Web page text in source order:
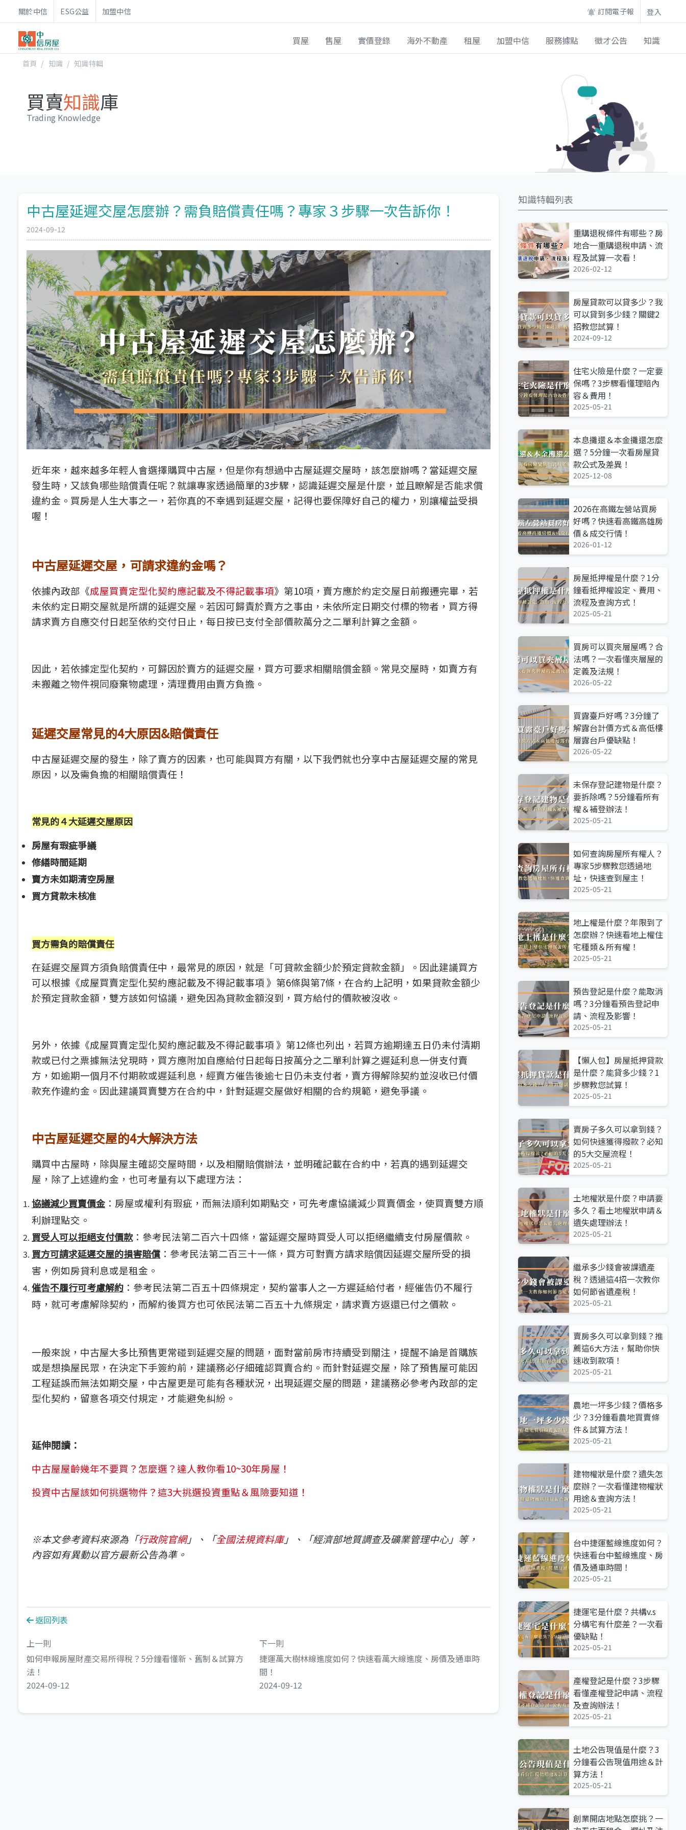
關於中信 ESG公益 加盟中信 訂閱電子報 登入
買屋 售屋 實價登錄 海外不動產 租屋 加盟中信 服務據點 徵才公告 知識
首頁 知識 知識特輯
買賣知識庫
Trading Knowledge
中古屋延遲交屋怎麼辦？需負賠償責任嗎？專家３步驟一次告訴你！
2024-09-12
近年來，越來越多年輕人會選擇購買中古屋，但是你有想過中古屋延遲交屋時，該怎麼辦嗎？當延遲交屋
發生時，又該負哪些賠償責任呢？就讓專家透過簡單的3步驟，認識延遲交屋是什麼，並且瞭解是否能求償
違約金。買房是人生大事之一，若你真的不幸遇到延遲交屋，記得也要保障好自己的權力，別讓權益受損
喔！
中古屋延遲交屋，可請求違約金嗎？
依據內政部《成屋買賣定型化契約應記載及不得記載事項》第10項，賣方應於約定交屋日前搬遷完畢，若
未依約定日期交屋就是所謂的延遲交屋。若因可歸責於賣方之事由，未依所定日期交付標的物者，買方得
請求賣方自應交付日起至依約交付日止，每日按已支付全部價款萬分之二單利計算之金額。
因此，若依據定型化契約，可歸因於賣方的延遲交屋，買方可要求相關賠償金額。常見交屋時，如賣方有
未搬離之物件視同廢棄物處理，清理費用由賣方負擔。
延遲交屋常見的4大原因&賠償責任
中古屋延遲交屋的發生，除了賣方的因素，也可能與買方有關，以下我們就也分享中古屋延遲交屋的常見
原因，以及需負擔的相關賠償責任！
常見的４大延遲交屋原因
房屋有瑕疵爭議
修繕時間延期
賣方未如期清空房屋
買方貸款未核准
買方需負的賠償責任
在延遲交屋買方須負賠償責任中，最常見的原因，就是「可貸款金額少於預定貸款金額」。因此建議買方
可以根據《成屋買賣定型化契約應記載及不得記載事項 》第6條與第7條，在合約上記明，如果貸款金額少
於預定貸款金額，雙方該如何協議，避免因為貸款金額沒到，買方給付的價款被沒收。
另外，依據《成屋買賣定型化契約應記載及不得記載事項 》第12條也列出，若買方逾期達五日仍未付清期
款或已付之票據無法兌現時，買方應附加自應給付日起每日按萬分之二單利計算之遲延利息一併支付賣
方，如逾期一個月不付期款或遲延利息，經賣方催告後逾七日仍未支付者，賣方得解除契約並沒收已付價
款充作違約金。因此建議買賣雙方在合約中，針對延遲交屋做好相關的合約規範，避免爭議。
中古屋延遲交屋的4大解決方法
購買中古屋時，除與屋主確認交屋時間，以及相關賠償辦法，並明確記載在合約中，若真的遇到延遲交
屋，除了上述違約金，也可考量有以下處理方法：
協議減少買賣價金 ：房屋或權利有瑕疵，而無法順利如期點交，可先考慮協議減少買賣價金，使買賣雙方順
利辦理點交。
買受人可以拒絕支付價款：參考民法第二百六十四條，當延遲交屋時買受人可以拒絕繼續支付房屋價款。
買方可請求延遲交屋的損害賠償 ：參考民法第二百三十一條，買方可對賣方請求賠償因延遲交屋所受的損
害，例如房貸利息或是租金。
催告不履行可考慮解約 ：參考民法第二百五十四條規定，契約當事人之一方遲延給付者，經催告仍不履行
時，就可考慮解除契約，而解約後買方也可依民法第二百五十九條規定，請求賣方返還已付之價款。
一般來說，中古屋大多比預售更常碰到延遲交屋的問題，面對當前房市持續受到關注，提醒不論是首購族
或是想換屋民眾，在決定下手簽約前，建議務必仔細確認買賣合約。而針對延遲交屋，除了預售屋可能因
工程延誤而無法如期交屋，中古屋更是可能有各種狀況，出現延遲交屋的問題，建議務必參考內政部的定
型化契約，留意各項交付規定，才能避免糾紛。
延伸閱讀：
中古屋屋齡幾年不要買？怎麼選？達人教你看10~30年房屋！
投資中古屋該如何挑選物件？這3大挑選投資重點＆風險要知道！
※本文參考資料來源為「行政院官網」、「全國法規資料庫」、「經濟部地質調查及礦業管理中心」等，
內容如有異動以官方最新公告為準。
返回列表
上一則
如何申報房屋財產交易所得稅？5分鐘看懂新、舊制＆試算方
法！
2024-09-12
下一則
捷運萬大樹林線進度如何？快速看萬大線進度、房價及通車時
間！
2024-09-12
知識特輯列表
重購退稅條件有哪些？房
地合一重購退稅申請、流
程及試算一次看！
2026-02-12
房屋貸款可以貸多少？我
可以貸到多少錢？關鍵2
招教您試算！
2024-09-12
住宅火險是什麼？一定要
保嗎？3步驟看懂理賠內
容＆費用！
2025-05-21
本息攤還＆本金攤還怎麼
選？5分鐘一次看房屋貸
款公式及差異！
2025-12-08
2026在高鐵左營站買房
好嗎？快速看高鐵高雄房
價＆成交行情！
2026-01-12
房屋抵押權是什麼？1分
鐘看抵押權設定、費用、
流程及查詢方式！
2025-05-21
買房可以買夾層屋嗎？合
法嗎？一次看懂夾層屋的
定義及法規！
2026-05-22
買露臺戶好嗎？3分鐘了
解露台計價方式＆高低樓
層露台戶優缺點！
2026-05-22
未保存登記建物是什麼？
要拆除嗎？5分鐘看所有
權＆補登辦法！
2025-05-21
如何查詢房屋所有權人？
專家5步驟教您透過地
址，快速查到屋主！
2025-05-21
地上權是什麼？年限到了
怎麼辦？快速看地上權住
宅種類＆所有權！
2025-05-21
預告登記是什麼？能取消
嗎？3分鐘看預告登記申
請、流程及影響！
2025-05-21
【懶人包】房屋抵押貸款
是什麼？能貸多少錢？1
步驟教您試算！
2025-05-21
賣房子多久可以拿到錢？
如何快速獲得撥款？必知
的5大交屋流程！
2025-05-21
土地權狀是什麼？申請要
多久？看土地權狀申請＆
遺失處理辦法！
2025-05-21
繼承多少錢會被課遺產
稅？透過這4招一次教你
如何節省遺產稅！
2025-05-21
賣房多久可以拿到錢？推
薦這6大方法，幫助你快
速收到款項！
2025-05-21
農地一坪多少錢？價格多
少？3分鐘看農地買賣條
件＆試算方法！
2025-05-21
建物權狀是什麼？遺失怎
麼辦？一次看懂建物權狀
用途＆查詢方法！
2025-05-21
台中捷運藍線進度如何？
快速看台中藍線進度、房
價及通車時間！
2025-05-21
捷運宅是什麼？共構v.s
分構宅有什麼差？一次看
優缺點！
2025-05-21
產權登記是什麼？3步驟
看懂產權登記申請、流程
及查詢辦法！
2025-05-21
土地公告現值是什麼？3
分鐘看公告現值用途＆計
算方法！
2025-05-21
創業開店地點怎麼挑？一